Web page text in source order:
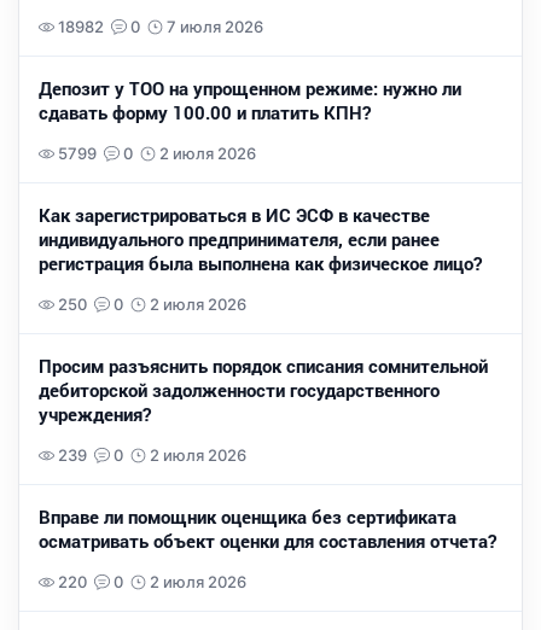
18982 0 7 июля 2026
Депозит у ТОО на упрощенном режиме: нужно ли
сдавать форму 100.00 и платить КПН?
5799 0 2 июля 2026
Как зарегистрироваться в ИС ЭСФ в качестве
индивидуального предпринимателя, если ранее
регистрация была выполнена как физическое лицо?
250 0 2 июля 2026
Просим разъяснить порядок списания сомнительной
дебиторской задолженности государственного
учреждения?
239 0 2 июля 2026
Вправе ли помощник оценщика без сертификата
осматривать объект оценки для составления отчета?
220 0 2 июля 2026